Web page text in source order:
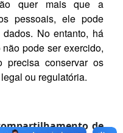
quer mais que a
pessoais, ele pode
No entanto, há
pode ser exercido,
precisa conservar os
ou regulatória.
de